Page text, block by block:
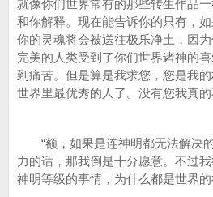
就像你们世界常有的那些转生作品
和你解释。现在能告诉你的只有，
你的灵魂将会被送往极乐净土，因
完美的人类受到了你们世界诸神的
到痛苦。但是算是我求您，您是我
世界里最优秀的人了。没有您我真
“额，如果是连神明都无法解决
力的话，那我倒是十分愿意。不过
神明等级的事情，为什么都是世界